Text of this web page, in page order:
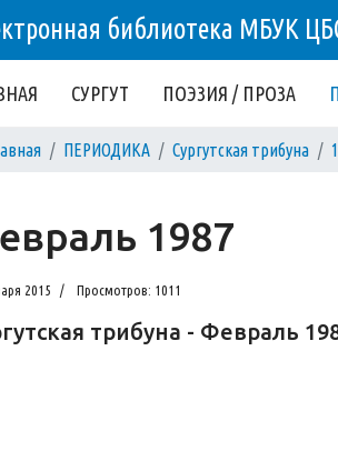
библиотека МБУК
СУРГУТ ПОЭЗИЯ / ПРОЗА
ПЕРИОДИКА Сургутская трибуна
1987
2015 Просмотров: 1011
трибуна - Февраль